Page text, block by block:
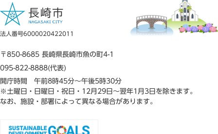
法人番号6000020422011
〒850-8685 長崎県長崎市魚の町4-1
095-822-8888(代表)
開庁時間 午前8時45分～午後5時30分
※土曜日・日曜日・祝日・12月29日～翌年1月3日を除きます。
なお、施設・部署によって異なる場合があります。